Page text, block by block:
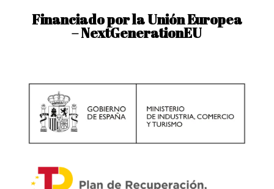
Financiado por la Unión Europea
– NextGenerationEU